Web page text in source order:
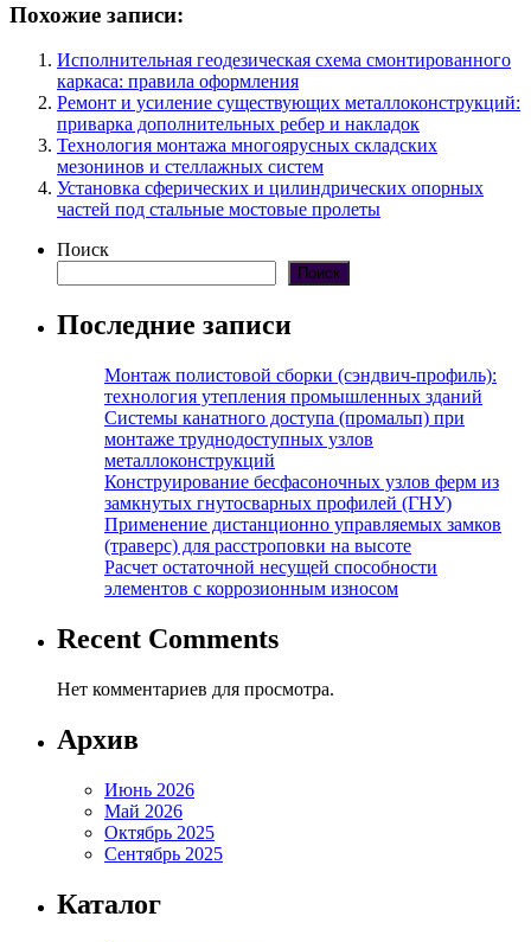
Похожие записи:
Исполнительная геодезическая схема смонтированного
каркаса: правила оформления
Ремонт и усиление существующих металлоконструкций:
приварка дополнительных ребер и накладок
Технология монтажа многоярусных складских
мезонинов и стеллажных систем
Установка сферических и цилиндрических опорных
частей под стальные мостовые пролеты
Поиск
Поиск
Последние записи
Монтаж полистовой сборки (сэндвич-профиль):
технология утепления промышленных зданий
Системы канатного доступа (промальп) при
монтаже труднодоступных узлов
металлоконструкций
Конструирование бесфасоночных узлов ферм из
замкнутых гнутосварных профилей (ГНУ)
Применение дистанционно управляемых замков
(траверс) для расстроповки на высоте
Расчет остаточной несущей способности
элементов с коррозионным износом
Recent Comments
Нет комментариев для просмотра.
Архив
Июнь 2026
Май 2026
Октябрь 2025
Сентябрь 2025
Каталог